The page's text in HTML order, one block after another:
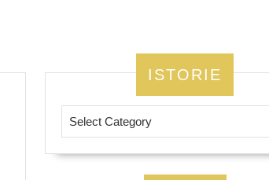
ISTORIE